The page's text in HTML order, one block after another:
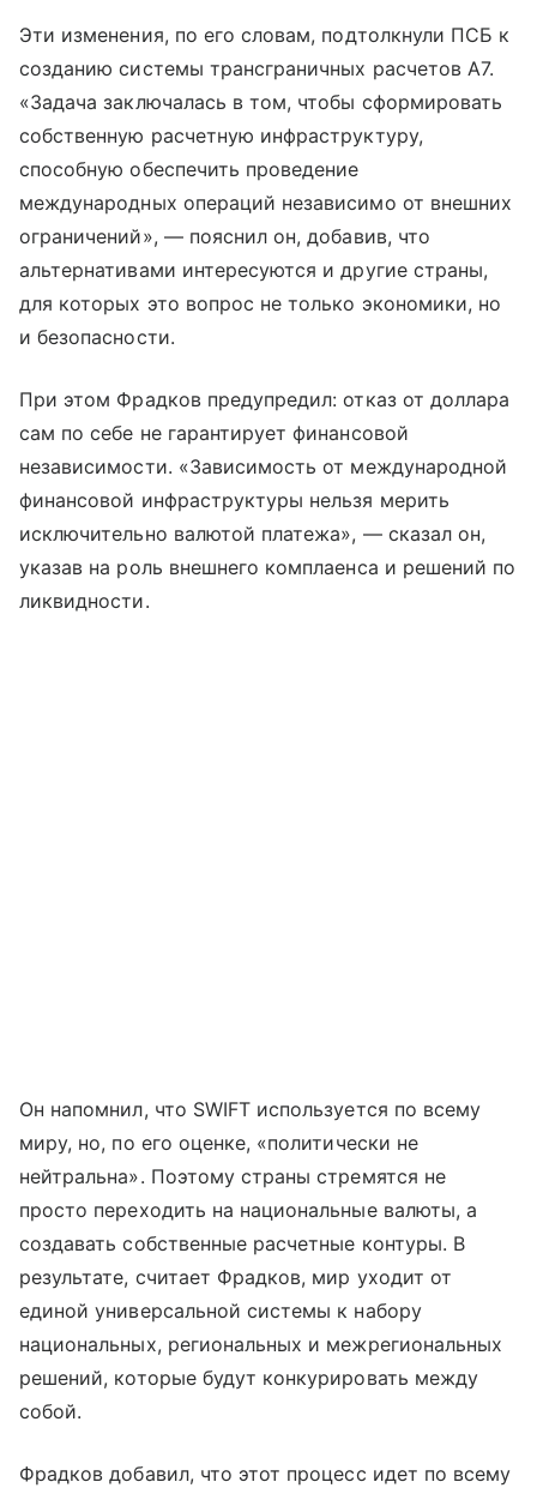
Эти изменения, по его словам, подтолкнули ПСБ к
созданию системы трансграничных расчетов А7.
«Задача заключалась в том, чтобы сформировать
собственную расчетную инфраструктуру,
способную обеспечить проведение
международных операций независимо от внешних
ограничений», — пояснил он, добавив, что
альтернативами интересуются и другие страны,
для которых это вопрос не только экономики, но
и безопасности.
При этом Фрадков предупредил: отказ от доллара
сам по себе не гарантирует финансовой
независимости. «Зависимость от международной
финансовой инфраструктуры нельзя мерить
исключительно валютой платежа», — сказал он,
указав на роль внешнего комплаенса и решений по
ликвидности.
Он напомнил, что SWIFT используется по всему
миру, но, по его оценке, «политически не
нейтральна». Поэтому страны стремятся не
просто переходить на национальные валюты, а
создавать собственные расчетные контуры. В
результате, считает Фрадков, мир уходит от
единой универсальной системы к набору
национальных, региональных и межрегиональных
решений, которые будут конкурировать между
собой.
Фрадков добавил, что этот процесс идет по всему